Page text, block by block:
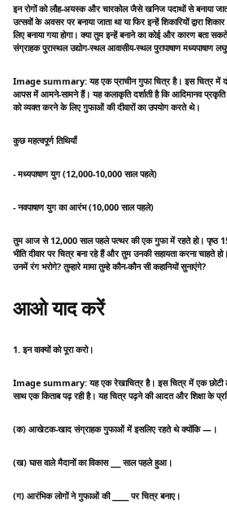
इन रोगों को लौह-अयस्क और चारकोल जैसे खनिज पदाथों से बनाया
उत्सवों के अवसर पर बनाया जाता था या फिर इन्हें शिकारियों द्वारा
लिए बनाया गया होगा। क्या तुम इन्हें बनाने का कोई और कारण बता
संग्राहक पुरास्थल उद्योग-स्थल आवासीय-स्थल पुरापाषाण मध्यपाषाण
Image summary: यह एक प्राचीन गुफा चित्र है। इस चित्र में दो
आपस में आमने-सामने हैं। यह कलाकृति दर्शाती है कि आदिमानव
को व्यक्त करने के लिए गुफाओं की दीवारों का उपयोग करते थे।
कुछ महत्वपूर्ण तिथियाँ
- मध्यपाषाण युग (12,000-10,000 साल पहले)
- नवपाषाण युग का आरंभ (10,000 साल पहले)
तुम आज से 12,000 साल पहले पत्थर की एक गुफा में रहते हो। पृष्ठ 15
भीति दीवार पर चित्र बना रहे हैं और तुम उनकी सहायता करना चाहते
उनमें रंग भरोगे? तुम्हारे मामा तुम्हे कौन-कौन सी कहानियों सुनाएंगे?
आओ याद करें
1. इन वाक्यों को पूरा करो।
Image summary: यह एक रेखाचित्र है। इस चित्र में एक छोटी
साथ एक किताब पढ़ रही है। यह चित्र पढ़ने की आदत और शिक्षा के
(क) आखेटक-खाद संग्राहक गुफाओं में इसलिए रहते थे क्योंकि —।
(ख) घास वाले मैदानों का विकास ___ साल पहले हुआ।
(ग) आरंभिक लोगों ने गुफाओं की _____ पर चित्र बनाए।